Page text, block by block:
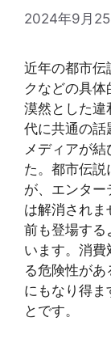
2024年9月25
近年の都市伝
クなどの具
漠然とした違
代に共通の話
メディアが
た。都市伝説
が、エンター
は解消されま
前も登場する
います。消
る危険性が
にもなり得ま
とです。